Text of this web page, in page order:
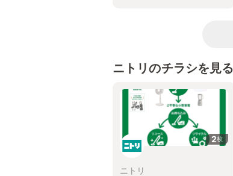
ニトリのチラシを見る
2枚
ニトリ